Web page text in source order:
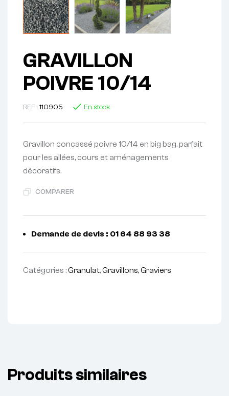
GRAVILLON
POIVRE 10/14
REF : 110905 En stock
Gravillon concassé poivre 10/14 en big bag, parfait
pour les allées, cours et aménagements
décoratifs.
COMPARER
Demande de devis : 01 64 88 93 38
Catégories :Granulat,Gravillons, Graviers
Produits similaires